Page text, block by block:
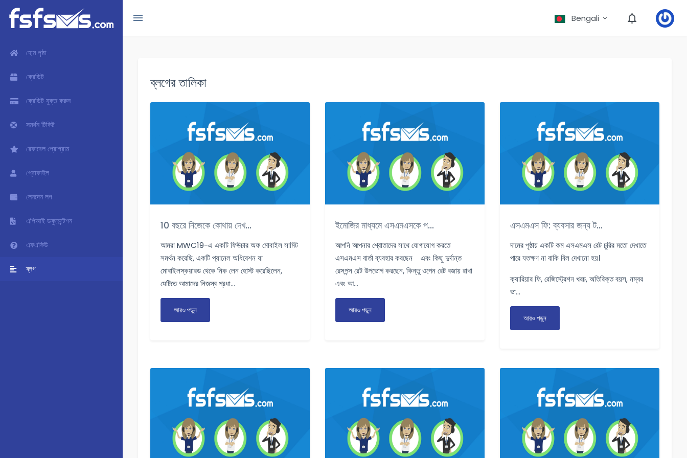
Bengali
হোম পৃষ্ঠা
ক্রেডিট
ক্রেডিট যুক্ত করুন
সমর্থন টিকিট
রেফারেল প্রোগ্রাম
প্রোফাইল
লেনদেন লগ
এপিআই ডকুমেন্টেশন
এফএকিউ
ব্লগ
ব্লগের তালিকা
10 বছরে নিজেকে কোথায় দেখ...
আমরা MWC19-এ একটি ফিউচার অফ মোবাইল সামিট
সমর্থন করেছি, একটি প্যানেল অধিবেশন যা
মোবাইলস্কয়ারড থেকে নিক লেন হোস্ট করেছিলেন,
যেটিতে আমাদের নিজস্ব প্রধা...
আরও পড়ুন
ইমোজির মাধ্যমে এসএমএসকে প...
আপনি আপনার শ্রোতাদের সাথে যোগাযোগ করতে
এসএমএস বার্তা ব্যবহার করছেন ‍ ‍ ‍ এবং কিছু দুর্দান্ত
রেসপন্স রেট উপভোগ করছেন, কিন্তু ওপেন রেট বজায় রাখা
এবং আ...
আরও পড়ুন
এসএমএস ফি: ব্যবসার জন্য ট...
দামের পৃষ্ঠায় একটি কম এসএমএস রেট চুরির মতো দেখাতে
পারে যতক্ষণ না বাকি বিল দেখানো হয়।
ক্যারিয়ার ফি, রেজিস্ট্রেশন খরচ, অতিরিক্ত বয়স, নম্বর
ভা...
আরও পড়ুন